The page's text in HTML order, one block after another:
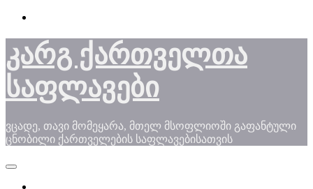
Skip
content
კარგ ქართველთა
საფლავები
ვცადე, თავი მომეყარა, მთელ მსოფლიოში გაფანტული
ცნობილი ქართველების საფლავებისათვის